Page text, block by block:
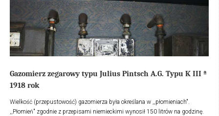
Gazomierz zegarowy typu Julius Pintsch A.G. Typu K III ª
1918 rok
Wielkość (przepustowość) gazomierza była określana w ,,płomieniach".
,,Płomień" zgodnie z przepisami niemieckimi wynosił 150 litrów na godzinę.